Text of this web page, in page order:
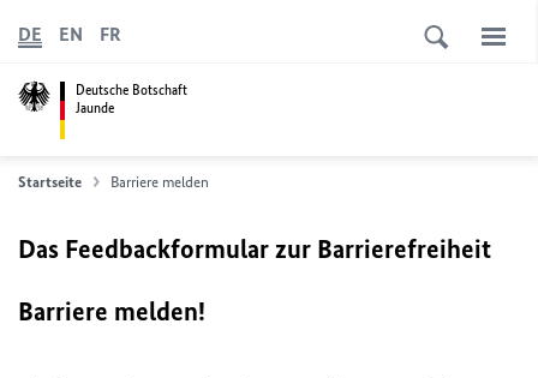
Deutsche Botschaft
Jaunde
DE EN FR
Startseite Barriere melden
Das Feedbackformular zur Barrierefreiheit
Barriere melden!